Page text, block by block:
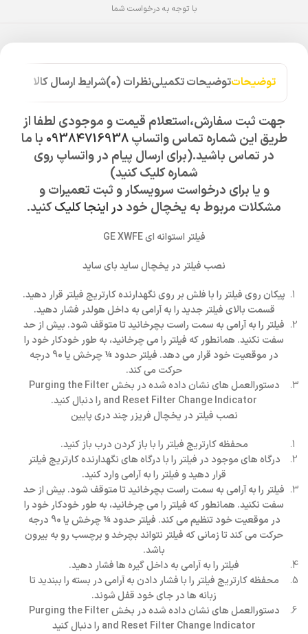
با توجه به درخواست شما
توضیحاتتوضیحات تکمیلینظرات (0) شرایط ارسال کالا
جهت ثبت سفارش،استعلام قیمت و موجودی لطفا از
طریق این شماره تماس واتساپ 09384716938 با ما
در تماس باشید.(برای ارسال پیام در واتساپ روی
شماره کلیک کنید)
و یا برای درخواست سرویسکار و ثبت تعمیرات و
مشکلات مربوط به یخچال خوددر اینجا کلیککنید.
فیلتر استوانه ای GE XWFE
نصب فیلتر در یخچال ساید بای ساید
پیکان روی فیلتر را با فلش بر روی نگهدارنده کارتریج فیلتر قرار دهید.
قسمت بالای فیلتر جدید را به آرامی به داخل هولدر فشار دهید.
فیلتر را به آرامی به سمت راست بچرخانید تا متوقف شود. بیش از حد
سفت نکنید. همانطور که فیلتر را می چرخانید، به طور خودکار خود را
در موقعیت خود قرار می دهد. فیلتر حدود ¼ چرخش یا 90 درجه
حرکت می کند.
دستورالعمل های نشان داده شده در بخش Purging the Filter
and Reset Filter Change Indicator را دنبال کنید.
نصب فیلتر در یخچال فریزر چند دری پایین
محفظه کارتریج فیلتر را با باز کردن درب باز کنید.
درگاه های موجود در فیلتر را با درگاه های نگهدارنده کارتریج فیلتر
قرار دهید و فیلتر را به آرامی وارد کنید.
فیلتر را به آرامی به سمت راست بچرخانید تا متوقف شود. بیش از حد
سفت نکنید. همانطور که فیلتر را می چرخانید، به طور خودکار خود را
در موقعیت خود تنظیم می کند. فیلتر حدود ¼ چرخش یا 90 درجه
حرکت می کند تا زمانی که فیلتر نتواند بچرخد و برچسب رو به بیرون
باشد.
فیلتر را به آرامی به داخل گیره ها فشار دهید.
محفظه کارتریج فیلتر را با فشار دادن به آرامی در بسته را ببندید تا
زبانه ها در جای خود قفل شوند.
دستورالعمل های نشان داده شده در بخش Purging the Filter
and Reset Filter Change Indicator را دنبال کنید